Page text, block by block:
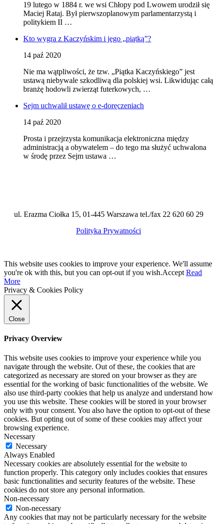
19 lutego w 1884 r. we wsi Chłopy pod Lwowem urodził się
Maciej Rataj. Był pierwszoplanowym parlamentarzystą i
politykiem II …
Kto wygra z Kaczyńskim i jego „piątką”?
14 paź 2020
Nie ma wątpliwości, że tzw. „Piątka Kaczyńskiego” jest
ustawą niebywale szkodliwą dla polskiej wsi. Likwidując całą
branżę hodowli zwierząt futerkowych, …
Sejm uchwalił ustawę o e-doręczeniach
14 paź 2020
Prosta i przejrzysta komunikacja elektroniczna między
administracją a obywatelem – do tego ma służyć uchwalona
w środę przez Sejm ustawa …
ul. Erazma Ciołka 15, 01-445 Warszawa tel./fax 22 620 60 29
Polityka Prywatności
This website uses cookies to improve your experience. We'll assume
you're ok with this, but you can opt-out if you wish.Accept Read
More
Privacy & Cookies Policy
Close
Privacy Overview
This website uses cookies to improve your experience while you
navigate through the website. Out of these, the cookies that are
categorized as necessary are stored on your browser as they are
essential for the working of basic functionalities of the website. We
also use third-party cookies that help us analyze and understand how
you use this website. These cookies will be stored in your browser
only with your consent. You also have the option to opt-out of these
cookies. But opting out of some of these cookies may affect your
browsing experience.
Necessary
Necessary
Always Enabled
Necessary cookies are absolutely essential for the website to
function properly. This category only includes cookies that ensures
basic functionalities and security features of the website. These
cookies do not store any personal information.
Non-necessary
Non-necessary
Any cookies that may not be particularly necessary for the website